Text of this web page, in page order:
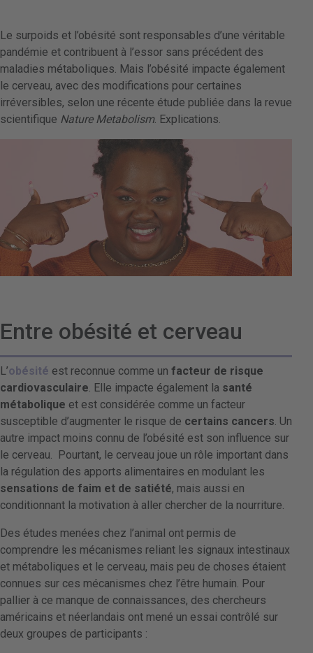
Le surpoids et l’obésité sont responsables d’une véritable
pandémie et contribuent à l’essor sans précédent des
maladies métaboliques. Mais l’obésité impacte également
le cerveau, avec des modifications pour certaines
irréversibles, selon une récente étude publiée dans la revue
scientifique Nature Metabolism. Explications.
Entre obésité et cerveau
L’obésité est reconnue comme un facteur de risque
cardiovasculaire. Elle impacte également la santé
métabolique et est considérée comme un facteur
susceptible d’augmenter le risque de certains cancers. Un
autre impact moins connu de l’obésité est son influence sur
le cerveau. Pourtant, le cerveau joue un rôle important dans
la régulation des apports alimentaires en modulant les
sensations de faim et de satiété, mais aussi en
conditionnant la motivation à aller chercher de la nourriture.
Des études menées chez l’animal ont permis de
comprendre les mécanismes reliant les signaux intestinaux
et métaboliques et le cerveau, mais peu de choses étaient
connues sur ces mécanismes chez l’être humain. Pour
pallier à ce manque de connaissances, des chercheurs
américains et néerlandais ont mené un essai contrôlé sur
deux groupes de participants :